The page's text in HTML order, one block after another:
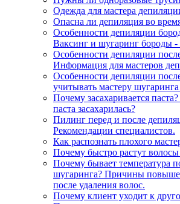
Одежда для мастера
Опасна ли депиляция во
Особенности депиляции
Ваксинг и шугаринг бороды
Особенности депиляции
Информация для мастеров
Особенности депиляции
учитывать мастеру
Почему засахаривается
паста засахарилась?
Пилинг перед и после
Рекомендации специалистов.
Как распознать плохого
Почему быстро растут
Почему бывает температура
шугаринга? Причины
после удаления волос.
Почему клиент уходит к